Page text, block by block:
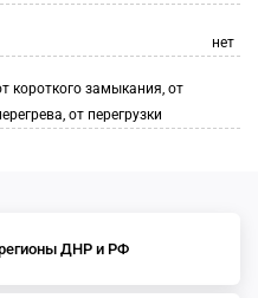
нет
короткого замыкания, от
от перегрузки
ДНР и РФ